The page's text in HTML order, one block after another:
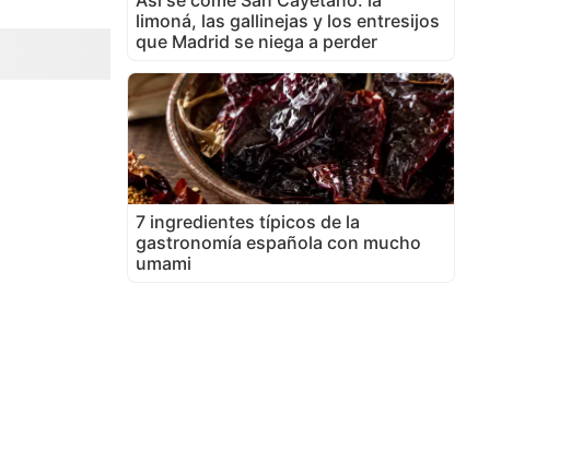
limoná, las gallinejas y los entresijos
que Madrid se niega a perder
7 ingredientes típicos de la
gastronomía española con mucho
umami